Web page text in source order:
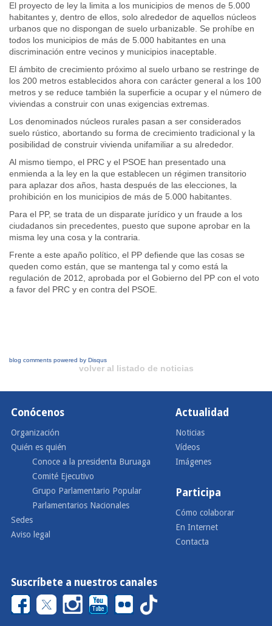
El proyecto de ley la limita a los municipios de menos de 5.000
habitantes y, dentro de ellos, solo alrededor de aquellos núcleos
urbanos que no dispongan de suelo urbanizable. Se prohíbe en
todos los municipios de más de 5.000 habitantes en una
discriminación entre vecinos y municipios inaceptable.
El ámbito de crecimiento próximo al suelo urbano se restringe de
los 200 metros establecidos ahora con carácter general a los 100
metros y se reduce también la superficie a ocupar y el número de
viviendas a construir con unas exigencias extremas.
Los denominados núcleos rurales pasan a ser considerados
suelo rústico, abortando su forma de crecimiento tradicional y la
posibilidad de construir vivienda unifamiliar a su alrededor.
Al mismo tiempo, el PRC y el PSOE han presentado una
enmienda a la ley en la que establecen un régimen transitorio
para aplazar dos años, hasta después de las elecciones, la
prohibición en los municipios de más de 5.000 habitantes.
Para el PP, se trata de un disparate jurídico y un fraude a los
ciudadanos sin precedentes, puesto que supone aprobar en la
misma ley una cosa y la contraria.
Frente a este apaño político, el PP defiende que las cosas se
queden como están, que se mantenga tal y como está la
regulación de 2012, aprobada por el Gobierno del PP con el voto
a favor del PRC y en contra del PSOE.
blog comments powered by Disqus
volver al listado de noticias
Conócenos
Organización
Quién es quién
Conoce a la presidenta Buruaga
Comité Ejecutivo
Grupo Parlamentario Popular
Parlamentarios Nacionales
Sedes
Aviso legal
Actualidad
Noticias
Vídeos
Imágenes
Participa
Cómo colaborar
En Internet
Contacta
Suscríbete a nuestros canales